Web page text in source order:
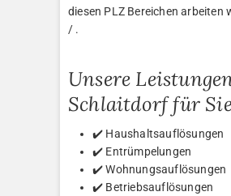
diesen PLZ Bereichen arbeiten
/ .
Unsere
Schlaitdorf für
✔️ Haushaltsauflösungen
✔️ Entrümpelungen
✔️ Wohnungsauflösungen
✔️ Betriebsauflösungen